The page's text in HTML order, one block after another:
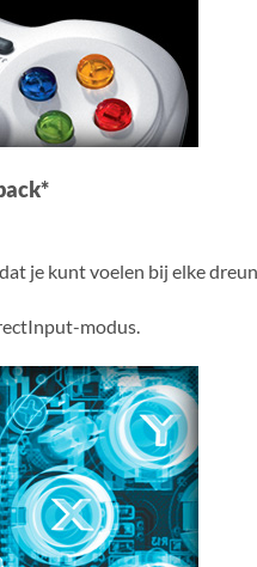
je kunt voelen bij elke
modus.